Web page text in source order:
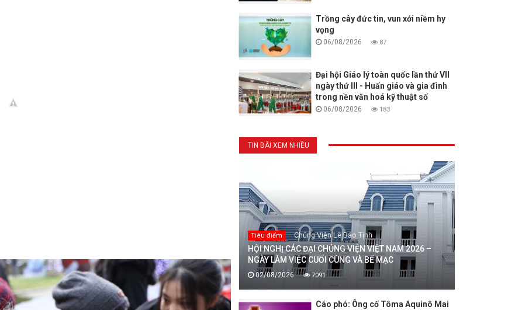
Trồng cây đức tin, vun xới niềm hy
vọng
06/08/2026 87
Đại hội Giáo lý toàn quốc lần thứ VII
ngày thứ III - Huấn giáo và gia đình
trong nền văn hoá kỹ thuật số
06/08/2026 183
TIN BÀI XEM NHIỀU
Tiêu điểm Chủng Viện Lê Bảo Tịnh
HỘI NGHỊ CÁC ĐẠI CHỦNG VIỆN VIỆT NAM 2026 –
NGÀY LÀM VIỆC CUỐI CÙNG VÀ BẾ MẠC
02/08/2026 7091
Cáo phó: Ông cố Tôma Aquinô Mai